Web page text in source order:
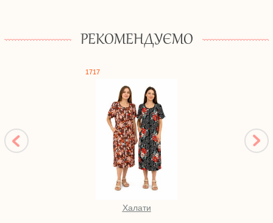
РЕКОМЕНДУЄМО
1717
Халати